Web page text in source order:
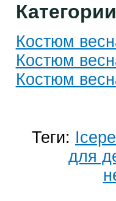
Категории
Костюм
Костюм
Костюм
Теги:
для